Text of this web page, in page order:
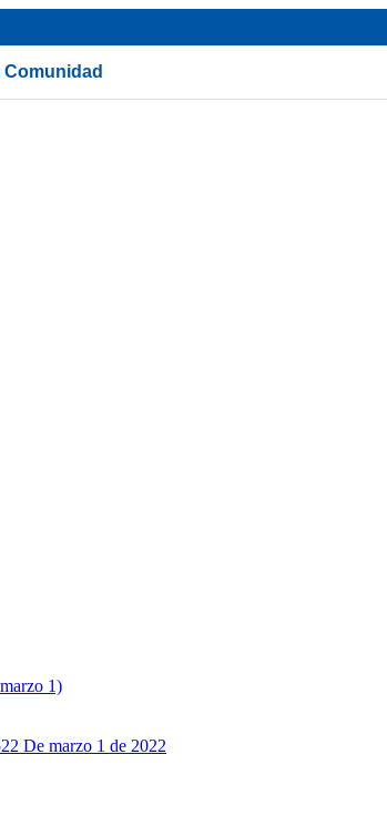
1)
De marzo 1 de 2022